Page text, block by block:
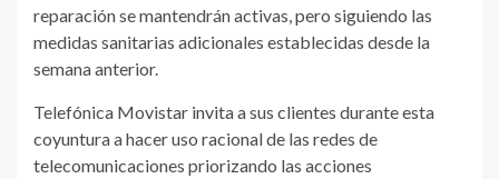
reparación se mantendrán activas, pero siguiendo las
medidas sanitarias adicionales establecidas desde la
semana anterior.
Telefónica Movistar invita a sus clientes durante esta
coyuntura a hacer uso racional de las redes de
telecomunicaciones priorizando las acciones